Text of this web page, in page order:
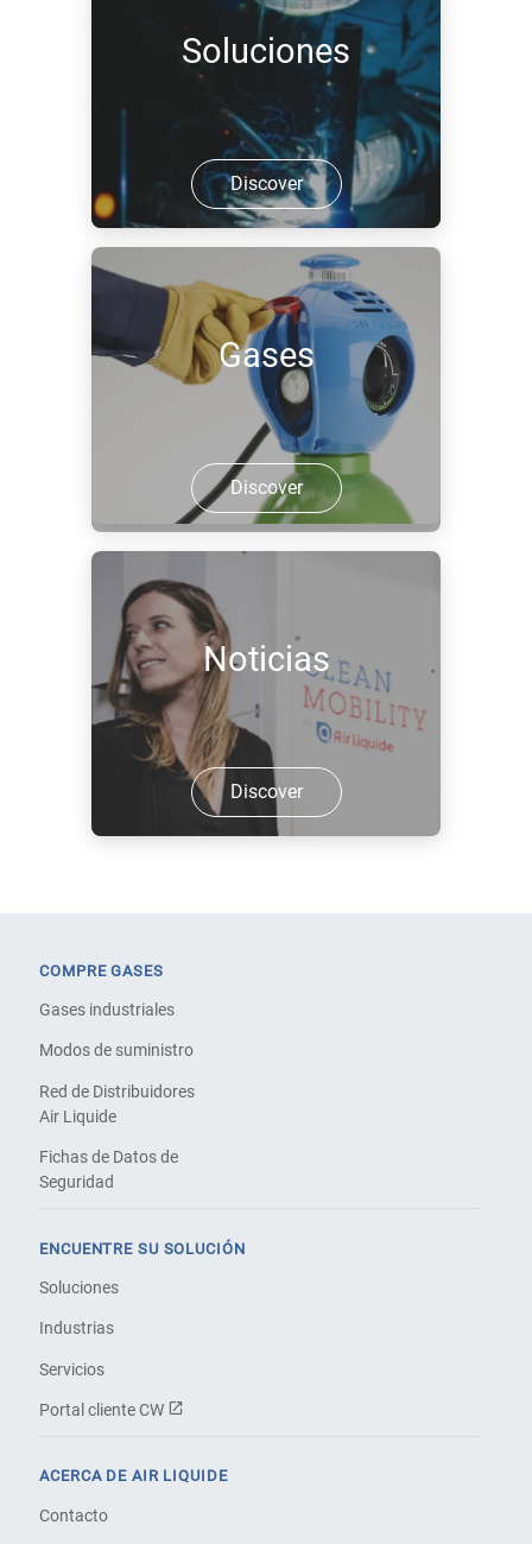
Soluciones
Discover
Gases
Discover
Noticias
Discover
COMPRE GASES
Gases industriales
Modos de suministro
Red de Distribuidores
Air Liquide
Fichas de Datos de
Seguridad
ENCUENTRE SU SOLUCIÓN
Soluciones
Industrias
Servicios
Portal cliente CW
ACERCA DE AIR LIQUIDE
Contacto